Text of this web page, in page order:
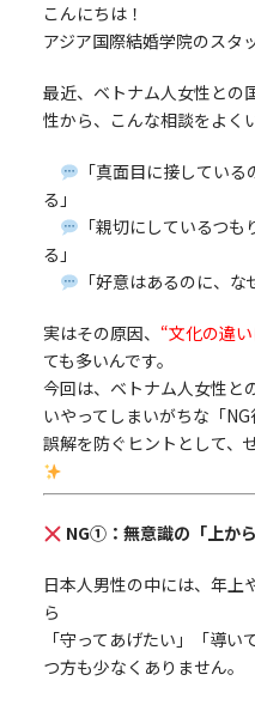
こんにちは！
アジア国際結婚学院のスタ
最近、ベトナム人女性との
性から、こんな相談をよく
「真面目に接してい
る」
「親切にしているつ
る」
「好意はあるのに、
実はその原因、 “文化の違
ても多いんです。
今回は、ベトナム人女性と
いやってしまいがちな「NG
誤解を防ぐヒントとして、
NG①：無意識の「上から
日本人男性の中には、年上
ら
「守ってあげたい」「導
つ方も少なくありません。